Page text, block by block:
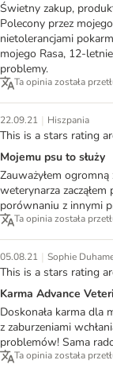
Świetny zakup,
Polecony przez
nietolerancjami
mojego Rasa, 12-
problemy.
Ta opinia została
22.09.21 | Hiszpania
This is a stars rating
Mojemu psu to służy
Zauważyłem
weterynarza
porównaniu z innymi
Ta opinia została
05.08.21 | Sophie
This is a stars rating
Karma Advance
Doskonała karma dla
z zaburzeniami
problemów! Sama
Ta opinia została